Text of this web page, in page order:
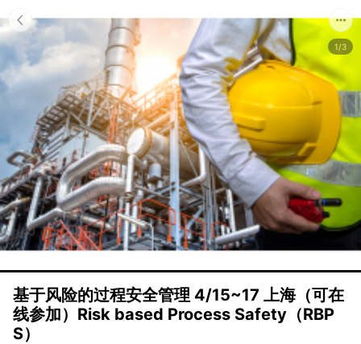
1/3
基于风险的过程安全管理 4/15~17 上海（可在
线参加）Risk based Process Safety（RBP
S）